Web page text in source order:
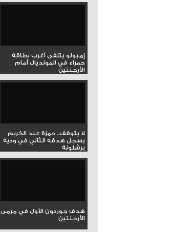
إمبولو يتلقى أغرب بطاقة
حمراء في المونديال أمام
الأرجنتين
لا يتوقف.. حمزة عبد الكريم
يسجل هدفه الثاني في ودية
برشلونة
هدف جوردون الأول في مرمى
الأرجنتين